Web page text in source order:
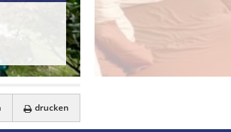
drucken